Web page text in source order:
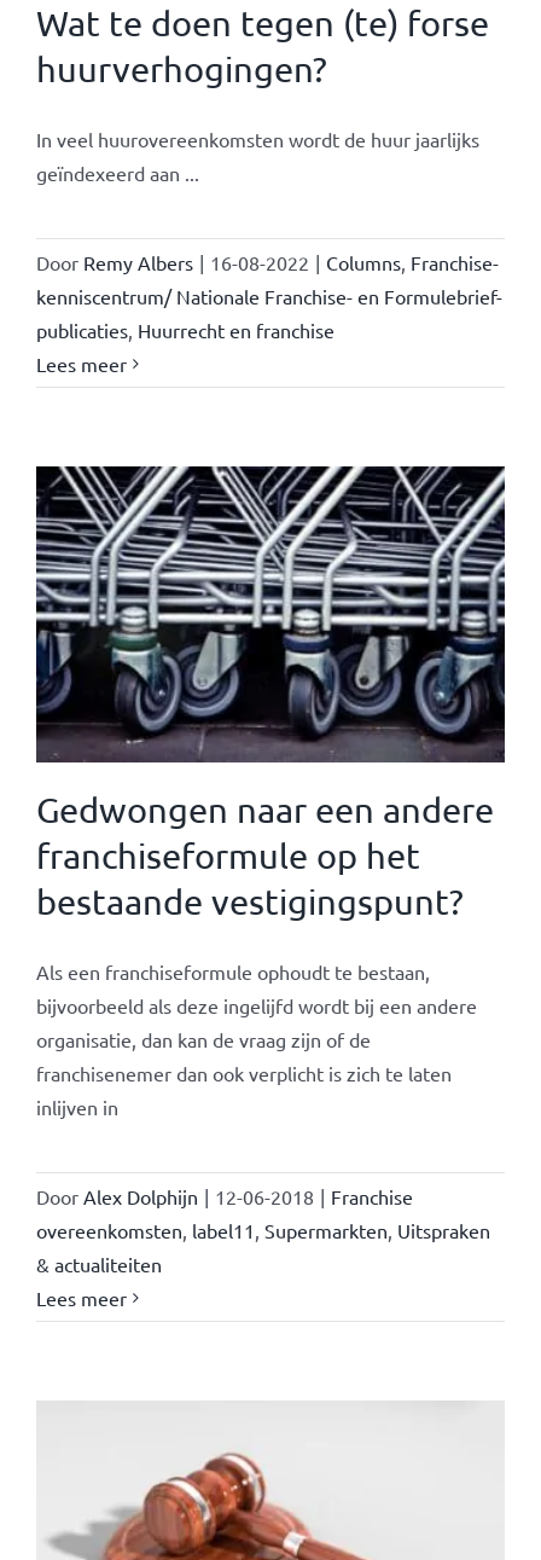
Wat te doen tegen (te) forse
huurverhogingen?
In veel huurovereenkomsten wordt de huur jaarlijks
geïndexeerd aan ...
Door Remy Albers | 16-08-2022 | Columns Franchise-
kenniscentrum/ Nationale Franchise- en Formulebrief-
publicaties Huurrecht en franchise
Lees meer
Gedwongen naar een andere
franchiseformule op het
bestaande vestigingspunt?
Als een franchiseformule ophoudt te bestaan,
bijvoorbeeld als deze ingelijfd wordt bij een andere
organisatie, dan kan de vraag zijn of de
franchisenemer dan ook verplicht is zich te laten
inlijven in
Door Alex Dolphijn | 12-06-2018 | Franchise
overeenkomsten label11 Supermarkten Uitspraken
& actualiteiten
Lees meer